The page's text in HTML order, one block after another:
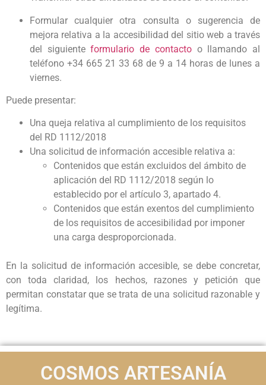
Formular cualquier otra consulta o sugerencia de
mejora relativa a la accesibilidad del sitio web a través
del siguienteformulario de contactoo llamando al
teléfono +34 665 21 33 68 de 9 a 14 horas de lunes a
viernes.
Puede presentar:
Una queja relativa al cumplimiento de los requisitos
del RD 1112/2018
Una solicitud de información accesible relativa a:
Contenidos que están excluidos del ámbito de
aplicación del RD 1112/2018 según lo
establecido por el artículo 3, apartado 4.
Contenidos que están exentos del cumplimiento
de los requisitos de accesibilidad por imponer
una carga desproporcionada.
En la solicitud de información accesible, se debe concretar,
con toda claridad, los hechos, razones y petición que
permitan constatar que se trata de una solicitud razonable y
legítima.
COSMOS ARTESANÍA